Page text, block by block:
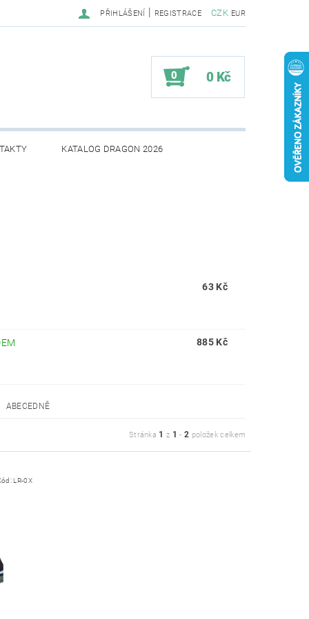
CZK EUR
PŘIHLÁŠENÍ | REGISTRACE
0 0 Kč
KATALOG DRAGON 2026
63 Kč
885 Kč
ABECEDNĚ
Stránka 1 z 1 -2 položek celkem
LR-0X